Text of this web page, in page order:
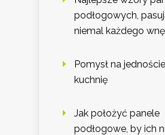
podłogowych,
niemal każdego
Pomysł na
kuchnię
Jak położyć panele
podłogowe, by ich